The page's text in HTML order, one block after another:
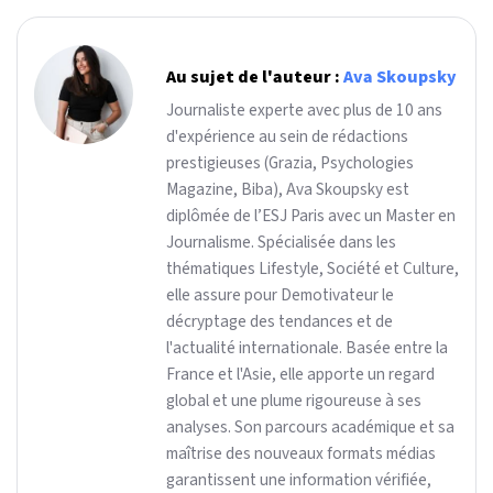
Au sujet de l'auteur :Ava Skoupsky
Journaliste experte avec plus de 10 ans
d'expérience au sein de rédactions
prestigieuses (Grazia, Psychologies
Magazine, Biba), Ava Skoupsky est
diplômée de l’ESJ Paris avec un Master en
Journalisme. Spécialisée dans les
thématiques Lifestyle, Société et Culture,
elle assure pour Demotivateur le
décryptage des tendances et de
l'actualité internationale. Basée entre la
France et l'Asie, elle apporte un regard
global et une plume rigoureuse à ses
analyses. Son parcours académique et sa
maîtrise des nouveaux formats médias
garantissent une information vérifiée,